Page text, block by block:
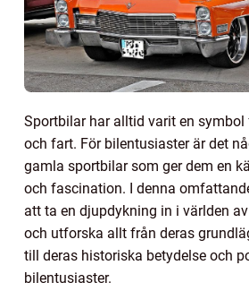
Sportbilar har alltid varit en symbol
och fart. För bilentusiaster är det
gamla sportbilar som ger dem en
och fascination. I denna
att ta en djupdykning in i världen
och utforska allt från deras
till deras historiska betydelse och
bilentusiaster.